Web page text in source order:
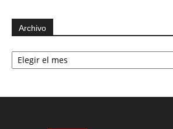
Archivo
Archivo